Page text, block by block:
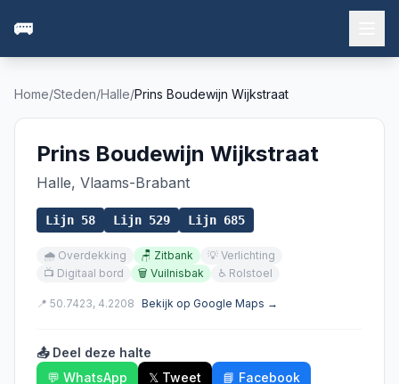
🚌
Home/Steden/Halle/Prins Boudewijn Wijkstraat
Prins Boudewijn Wijkstraat
Halle, Vlaams-Brabant
Lijn 58 Lijn 529 Lijn 685
🌧️ Overdekking 🪑 Zitbank 💡 Verlichting
📺 Digitaal bord 🗑️ Vuilnisbak ♿ Rolstoel
📍 50.7423, 4.2208 Bekijk op Google Maps →
📤 Deel deze halte
💬 WhatsApp
𝕏 Tweet 📘 Facebook